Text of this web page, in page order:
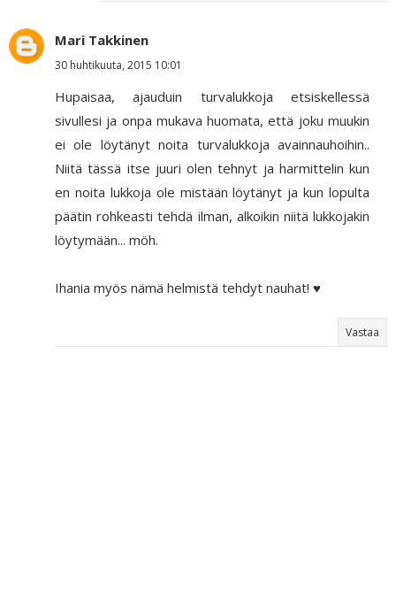
Mari Takkinen
30 huhtikuuta, 2015 10:01
Hupaisaa, ajauduin turvalukkoja etsiskellessä
sivullesi ja onpa mukava huomata, että joku muukin
ei ole löytänyt noita turvalukkoja avainnauhoihin..
Niitä tässä itse juuri olen tehnyt ja harmittelin kun
en noita lukkoja ole mistään löytänyt ja kun lopulta
päätin rohkeasti tehdä ilman, alkoikin niitä lukkojakin
löytymään... möh.
Ihania myös nämä helmistä tehdyt nauhat! ♥
Vastaa